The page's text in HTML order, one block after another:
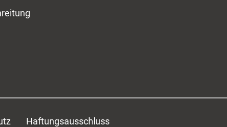
Haftungsausschluss